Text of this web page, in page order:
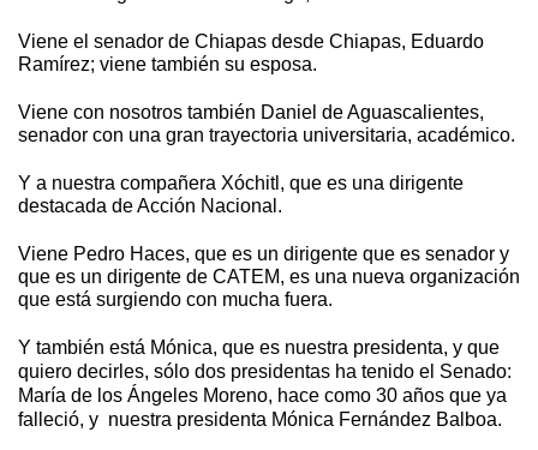
Viene el senador de Chiapas desde Chiapas, Eduardo
Ramírez; viene también su esposa.
Viene con nosotros también Daniel de Aguascalientes,
senador con una gran trayectoria universitaria, académico.
Y a nuestra compañera Xóchitl, que es una dirigente
destacada de Acción Nacional.
Viene Pedro Haces, que es un dirigente que es senador y
que es un dirigente de CATEM, es una nueva organización
que está surgiendo con mucha fuera.
Y también está Mónica, que es nuestra presidenta, y que
quiero decirles, sólo dos presidentas ha tenido el Senado:
María de los Ángeles Moreno, hace como 30 años que ya
falleció, y nuestra presidenta Mónica Fernández Balboa.